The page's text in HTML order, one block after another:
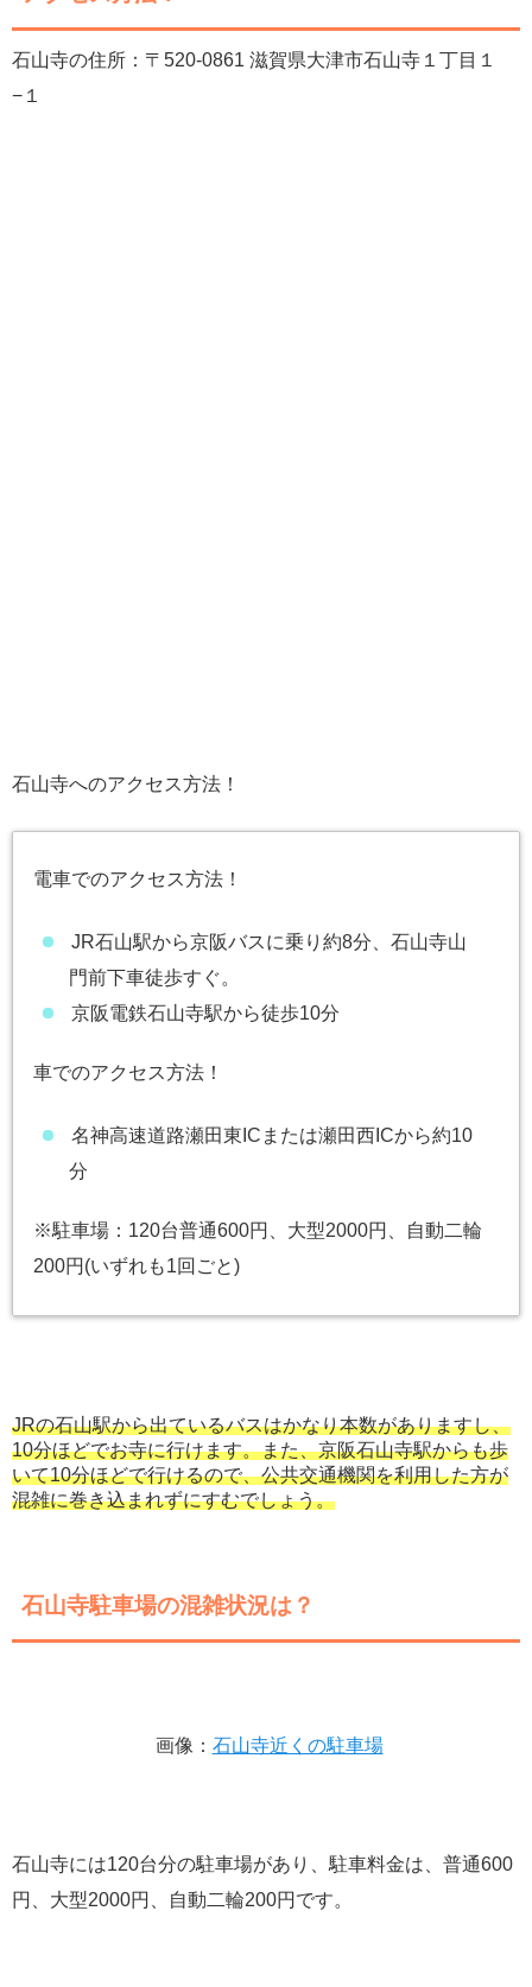
石山寺の住所：〒520-0861 滋賀県大津市石山寺１丁目１
−１
石山寺へのアクセス方法！
電車でのアクセス方法！
JR石山駅から京阪バスに乗り約8分、石山寺山
門前下車徒歩すぐ。
京阪電鉄石山寺駅から徒歩10分
車でのアクセス方法！
名神高速道路瀬田東ICまたは瀬田西ICから約10
分
※駐車場：120台普通600円、大型2000円、自動二輪
200円(いずれも1回ごと)
JRの石山駅から出ているバスはかなり本数がありますし、
10分ほどでお寺に行けます。また、京阪石山寺駅からも歩
いて10分ほどで行けるので、公共交通機関を利用した方が
混雑に巻き込まれずにすむでしょう。
石山寺駐車場の混雑状況は？
画像： 石山寺近くの駐車場
石山寺には120台分の駐車場があり、駐車料金は、普通600
円、大型2000円、自動二輪200円です。